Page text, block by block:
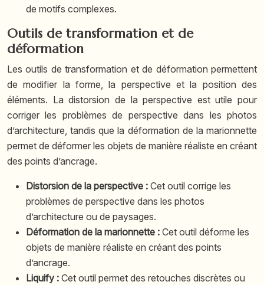
de motifs complexes.
Outils de transformation et de
déformation
Les outils de transformation et de déformation permettent
de modifier la forme, la perspective et la position des
éléments. La distorsion de la perspective est utile pour
corriger les problèmes de perspective dans les photos
d’architecture, tandis que la déformation de la marionnette
permet de déformer les objets de manière réaliste en créant
des points d’ancrage.
Distorsion de la perspective : Cet outil corrige les
problèmes de perspective dans les photos
d’architecture ou de paysages.
Déformation de la marionnette : Cet outil déforme les
objets de manière réaliste en créant des points
d’ancrage.
Liquify : Cet outil permet des retouches discrètes ou